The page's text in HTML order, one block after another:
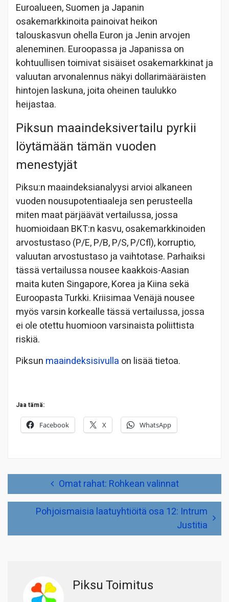
Euroalueen, Suomen ja Japanin
osakemarkkinoita painoivat heikon
talouskasvun ohella Euron ja Jenin arvojen
aleneminen. Euroopassa ja Japanissa on
kohtuullisen toimivat sisäiset osakemarkkinat ja
valuutan arvonalennus näkyi dollarimääräisten
hintojen laskuna, joita oheinen taulukko
heijastaa.
Piksun maaindeksivertailu pyrkii
löytämään tämän vuoden
menestyjät
Piksu:n maaindeksianalyysi arvioi alkaneen
vuoden nousupotentiaaleja sen perusteella
miten maat pärjäävät vertailussa, jossa
huomioidaan BKT:n kasvu, osakemarkkinoiden
arvostustaso (P/E, P/B, P/S, P/Cfl), korruptio,
valuutan arvostustaso ja vaihtotase. Parhaiksi
tässä vertailussa nousee kaakkois-Aasian
maita kuten Singapore, Korea ja Kiina sekä
Euroopasta Turkki. Kriisimaa Venäjä nousee
myös varsin korkealle tässä vertailussa, jossa
ei ole otettu huomioon varsinaista poliittista
riskiä.
Piksun maaindeksisivulla on lisää tietoa.
Jaa tämä:
Facebook X WhatsApp
Omat rahat: Rohkean valinnat
Pohjoismaisia laatuyhtiöitä osa 12: Intrum
Justitia
Piksu Toimitus